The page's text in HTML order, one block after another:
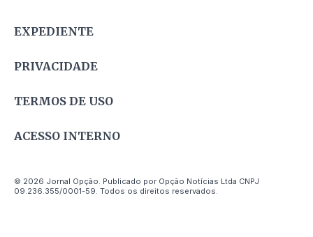
EXPEDIENTE
PRIVACIDADE
TERMOS DE USO
ACESSO INTERNO
© 2026 Jornal Opção. Publicado por Opção Notícias Ltda CNPJ
09.236.355/0001-59. Todos os direitos reservados.